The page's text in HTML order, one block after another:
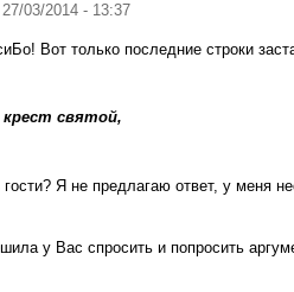
03/2014 - 13:37
Вот только последние строки
святой,
Я не предлагаю ответ, у меня
у Вас спросить и попросить